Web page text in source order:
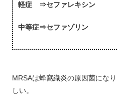
軽症 ⇒セファレキシン
中等症⇒セファゾリン
MRSAは蜂窩織炎の原因菌にな
しい。